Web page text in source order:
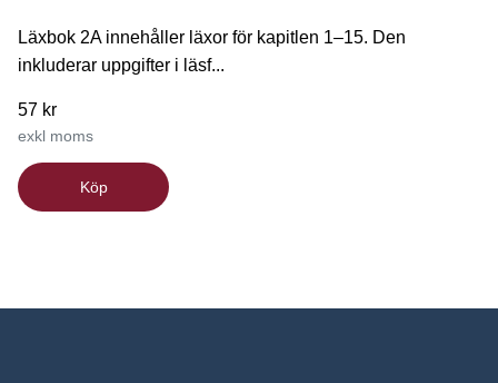
Läxbok 2A innehåller läxor för kapitlen 1–15. Den
inkluderar uppgifter i läsf...
57 kr
exkl moms
Köp